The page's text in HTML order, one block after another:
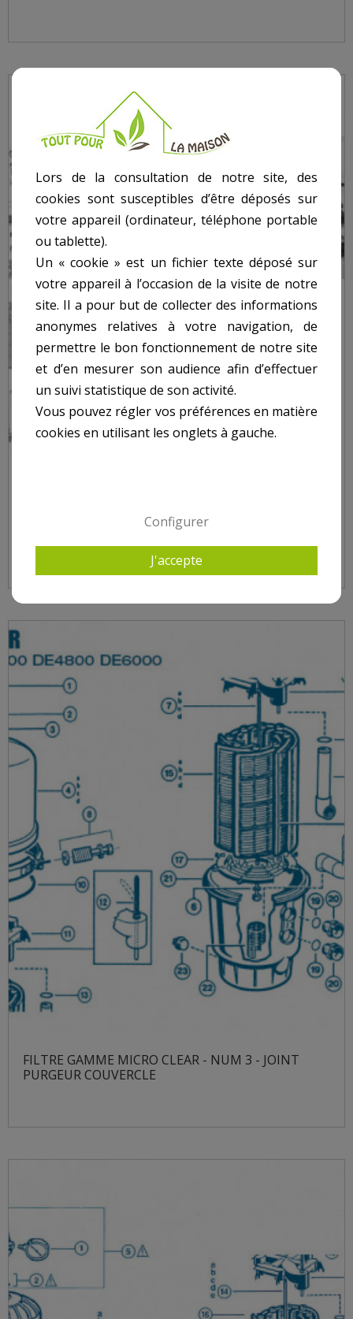
RESSORT POUR FILTRE DIATOMÉE QUAD DE - NUM4
FILTRE GAMME MICRO CLEAR - NUM 3 - JOINT
PURGEUR COUVERCLE
Lors de la consultation de notre site, des
cookies sont susceptibles d’être déposés sur
votre appareil (ordinateur, téléphone portable
ou tablette).
Un « cookie » est un fichier texte déposé sur
votre appareil à l’occasion de la visite de notre
site. Il a pour but de collecter des informations
anonymes relatives à votre navigation, de
permettre le bon fonctionnement de notre site
et d’en mesurer son audience afin d’effectuer
un suivi statistique de son activité.
Vous pouvez régler vos préférences en matière
cookies en utilisant les onglets à gauche.
Configurer
J'accepte